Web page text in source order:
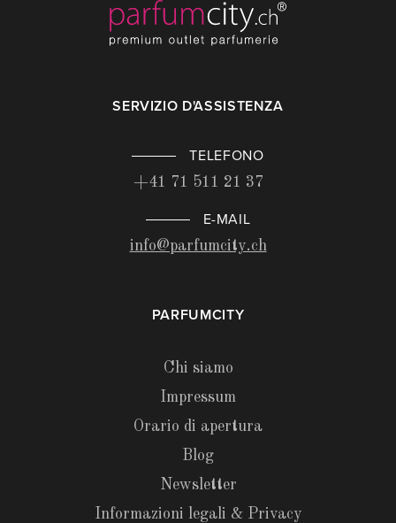
SERVIZIO D'ASSISTENZA
TELEFONO
+41 71 511 21 37
E-MAIL
info@parfumcity.ch
PARFUMCITY
Chi siamo
Impressum
Orario di apertura
Blog
Newsletter
Informazioni legali & Privacy